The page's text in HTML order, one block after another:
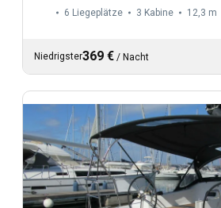
6 Liegeplätze 3 Kabine 12,3 m
Niedrigster369 € / Nacht